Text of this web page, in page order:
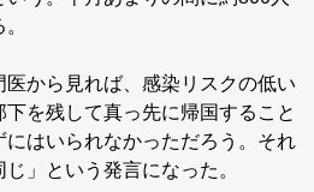
から見れば、感染リスクの低い
を残して真っ先に帰国すること
にはいられなかっただろう。それ
」という発言になった。